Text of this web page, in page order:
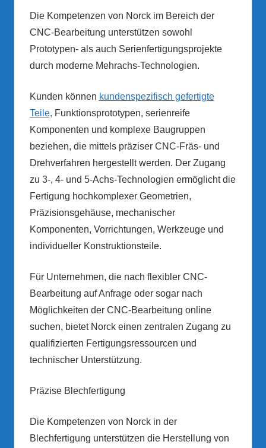
Die Kompetenzen von Norck im Bereich der
CNC-Bearbeitung unterstützen sowohl
Prototypen- als auch Serienfertigungsprojekte
durch moderne Mehrachs-Technologien.
Kunden können kundenspezifisch gefertigte
Teile, Funktionsprototypen, serienreife
Komponenten und komplexe Baugruppen
beziehen, die mittels präziser CNC-Fräs- und
Drehverfahren hergestellt werden. Der Zugang
zu 3-, 4- und 5-Achs-Technologien ermöglicht die
Fertigung hochkomplexer Geometrien,
Präzisionsgehäuse, mechanischer
Komponenten, Vorrichtungen, Werkzeuge und
individueller Konstruktionsteile.
Für Unternehmen, die nach flexibler CNC-
Bearbeitung auf Anfrage oder sogar nach
Möglichkeiten der CNC-Bearbeitung online
suchen, bietet Norck einen zentralen Zugang zu
qualifizierten Fertigungsressourcen und
technischer Unterstützung.
Präzise Blechfertigung
Die Kompetenzen von Norck in der
Blechfertigung unterstützen die Herstellung von